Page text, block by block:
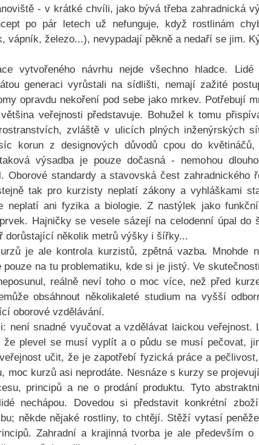
- v krátké chvíli, jako bývá třeba zahradnická
po pár letech už nefunguje, když rostlinám
vápník, železo...), nevypadají pěkně a nedaří se jim.
vytvořeného návrhu nejde všechno hladce.
generaci vyrůstali na sídlišti, nemají zažité
opravdu nekoření pod sebe jako mrkev. Potřebují
veřejnosti představuje. Bohužel k tomu
zvláště v ulicích plných inženýrských
korun z designových důvodů cpou do
výsadba je pouze dočasná - nemohou
Oborové standardy a stavovská čest zahradnického
tak pro kurzisty neplatí zákony a vyhláškami
neplatí ani fyzika a biologie. Z nastýlek jako
Hajničky se vesele sázejí na celodenní úpal do
dorůstající několik metrů výšky i šířky...
je ale kontrola kurzistů, zpětná vazba. Mnohde
pouze na tu problematiku, kde si je jistý. Ve
reálně neví toho o moc více, než před
obsáhnout několikaleté studium na vyšší
oborové vzdělávání.
není snadné vyučovat a vzdělávat laickou veřejnost.
plevel se musí vyplít a o půdu se musí pečovat,
učit, že je zapotřebí fyzická práce a
moc kurzů asi neprodáte. Nesnáze s kurzy se
principů a ne o prodání produktu. Tyto
nechápou. Dovedou si představit konkrétní
někde nějaké rostliny, to chtějí. Stěží vytasí
Zahradní a krajinná tvorba je ale především o